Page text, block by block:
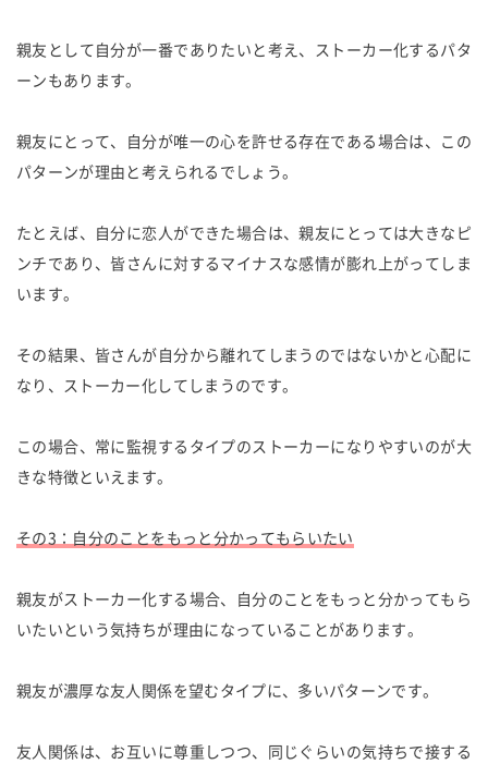
親友として自分が一番でありたいと考え、ストーカー化するパタ
ーンもあります。
親友にとって、自分が唯一の心を許せる存在である場合は、この
パターンが理由と考えられるでしょう。
たとえば、自分に恋人ができた場合は、親友にとっては大きなピ
ンチであり、皆さんに対するマイナスな感情が膨れ上がってしま
います。
その結果、皆さんが自分から離れてしまうのではないかと心配に
なり、ストーカー化してしまうのです。
この場合、常に監視するタイプのストーカーになりやすいのが大
きな特徴といえます。
その3：自分のことをもっと分かってもらいたい
親友がストーカー化する場合、自分のことをもっと分かってもら
いたいという気持ちが理由になっていることがあります。
親友が濃厚な友人関係を望むタイプに、多いパターンです。
友人関係は、お互いに尊重しつつ、同じぐらいの気持ちで接する